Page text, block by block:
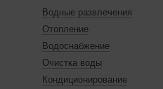
Kokido
Водные развлечения
Отопление
Водоснабжение
Очистка воды
Кондиционирование